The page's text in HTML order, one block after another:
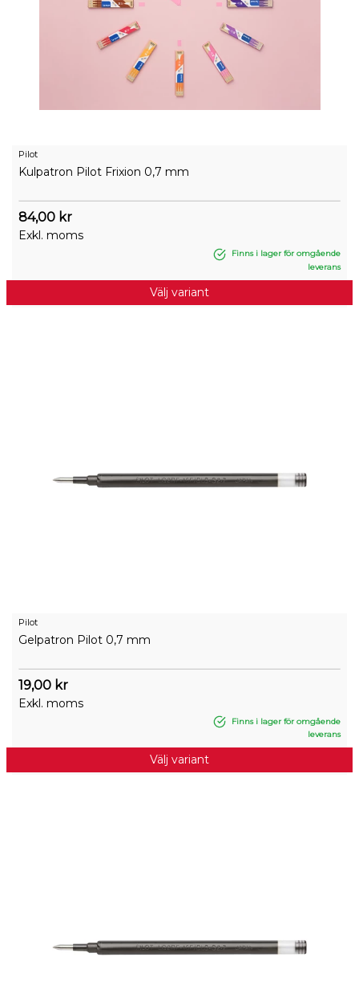
Pilot
Kulpatron Pilot Frixion 0,7 mm
84,00 kr
Exkl. moms
Finns i lager för omgående
leverans
Välj variant
Pilot
Gelpatron Pilot 0,7 mm
19,00 kr
Exkl. moms
Finns i lager för omgående
leverans
Välj variant